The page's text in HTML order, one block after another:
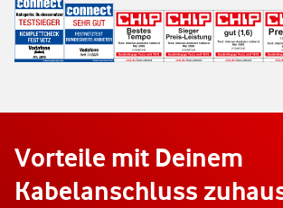
Vorteile mit Deinem
Kabelanschluss